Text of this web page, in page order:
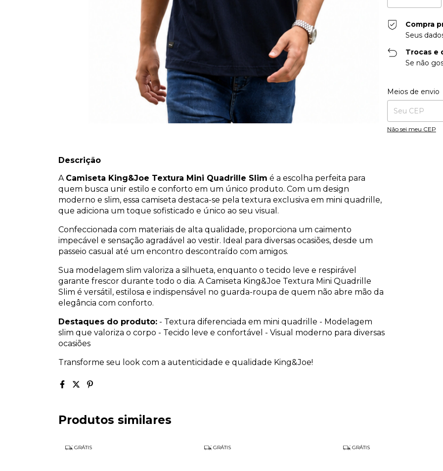
Compra
Seus
Trocas e
Se não
Entregas para o
Meios de envio
Não sei meu CEP
Descrição
A Camiseta King&Joe Textura Mini Quadrille Slim é a escolha perfeita para
quem busca unir estilo e conforto em um único produto. Com um design
moderno e slim, essa camiseta destaca-se pela textura exclusiva em mini quadrille,
que adiciona um toque sofisticado e único ao seu visual.
Confeccionada com materiais de alta qualidade, proporciona um caimento
impecável e sensação agradável ao vestir. Ideal para diversas ocasiões, desde um
passeio casual até um encontro descontraído com amigos.
Sua modelagem slim valoriza a silhueta, enquanto o tecido leve e respirável
garante frescor durante todo o dia. A Camiseta King&Joe Textura Mini Quadrille
Slim é versátil, estilosa e indispensável no guarda-roupa de quem não abre mão da
elegância com conforto.
Destaques do produto: - Textura diferenciada em mini quadrille - Modelagem
slim que valoriza o corpo - Tecido leve e confortável - Visual moderno para diversas
ocasiões
Transforme seu look com a autenticidade e qualidade King&Joe!
Produtos similares
GRÁTIS GRÁTIS GRÁTIS